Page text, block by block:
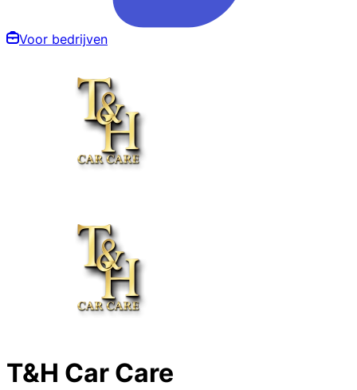
Voor bedrijven
T&H Car Care